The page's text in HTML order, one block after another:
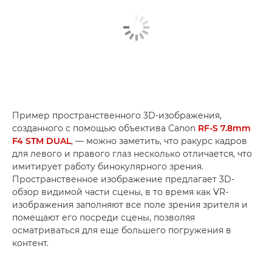
Пример пространственного 3D-изображения,
созданного с помощью объектива Canon RF-S 7.8mm
F4 STM DUAL, — можно заметить, что ракурс кадров
для левого и правого глаз несколько отличается, что
имитирует работу бинокулярного зрения.
Пространственное изображение предлагает 3D-
обзор видимой части сцены, в то время как VR-
изображения заполняют все поле зрения зрителя и
помещают его посреди сцены, позволяя
осматриваться для еще большего погружения в
контент.